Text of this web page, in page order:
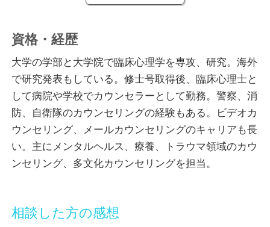
私はご相談くださる方の大切なプライバシーを守り、
伴走します。
海外の最先端のサイコセラピーの修行を積み、トラウ
マに配慮した身体アプローチなど北米の専門的なトラ
ウマカウンセリングを実践しています。
ハラスメントやいじめ問題、DV、介護問題、被害、
災害など心の安全を脅かす体験やトラウマの問題から
多文化、留学、多様性、人種問題に関するカウンセリ
ングもお受けしています。
資格・経歴
大学の学部と大学院で臨床心理学を専攻、研究。海外
で研究発表もしている。修士号取得後、臨床心理士と
して病院や学校でカウンセラーとして勤務。警察、消
防、自衛隊のカウンセリングの経験もある。ビデオカ
ウンセリング、メールカウンセリングのキャリアも長
い。主にメンタルヘルス、療養、トラウマ領域のカウ
ンセリング、多文化カウンセリングを担当。
相談した方の感想